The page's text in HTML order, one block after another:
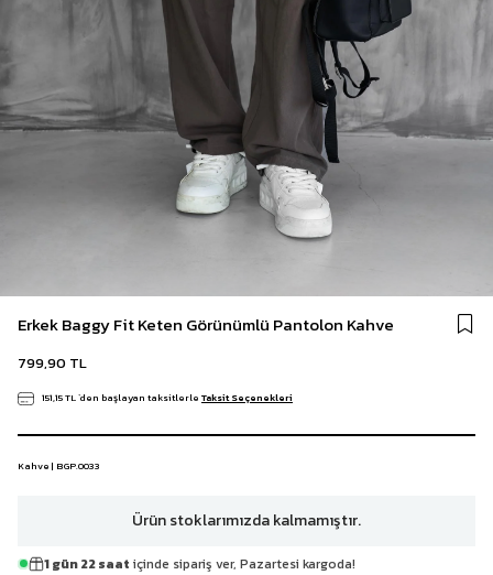
Erkek Baggy Fit Keten Görünümlü Pantolon Kahve
799,90 TL
151,15 TL`den başlayan taksitlerle Taksit Seçenekleri
Kahve | BGP.0033
Ürün stoklarımızda kalmamıştır.
1 gün 22 saat içinde sipariş ver, Pazartesi kargoda!